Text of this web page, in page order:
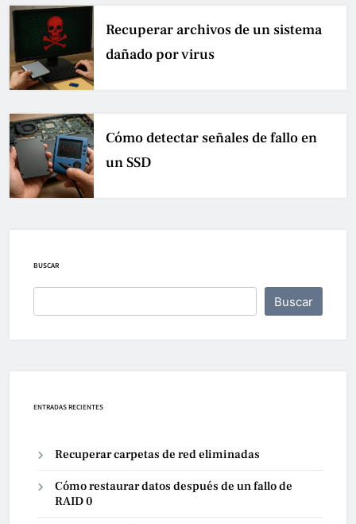
Recuperar archivos de un sistema
dañado por virus
Cómo detectar señales de fallo en
un SSD
BUSCAR
Buscar
ENTRADAS RECIENTES
Recuperar carpetas de red eliminadas
Cómo restaurar datos después de un fallo de
RAID 0